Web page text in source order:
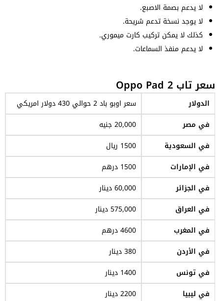
لا يدعم بصمة الاصبع.
لا يوجد نسخة تدعم شريحة.
كذلك لا يمكن تركيب كارت ميموري.
لا يدعم منفذ السماعات.
سعر تاب Oppo Pad 2
الدولار
سعر اوبو باد 2 حوالي 430 دولار امريكي
في مصر
20,000 جنيه
في السعودية
1500 ريال
في الإمارات
1500 درهم
في الجزائر
60,000 دينار
في العراق
575,000 دينار
في المغرب
4600 درهم
في الأردن
380 دينار
في تونس
1400 دينار
في ليبيا
2200 دينار